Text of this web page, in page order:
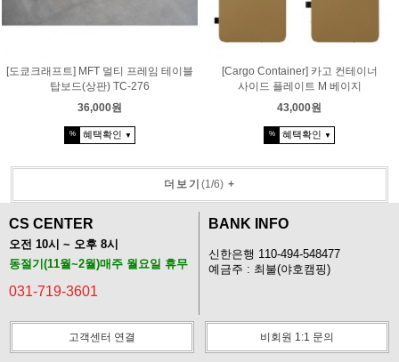
[도쿄크래프트] MFT 멀티 프레임 테이블
탑보드(상판) TC-276
36,000원
% 혜택확인 ▼
[Cargo Container] 카고 컨테이너
사이드 플레이트 M 베이지
43,000원
% 혜택확인 ▼
더보기 (1/6)+
CS CENTER
오전 10시 ~ 오후 8시
동절기(11월~2월)매주 월요일 휴무
031-719-3601
BANK INFO
신한은행 110-494-548477
예금주 : 최불(야호캠핑)
고객센터 연결 비회원 1:1 문의